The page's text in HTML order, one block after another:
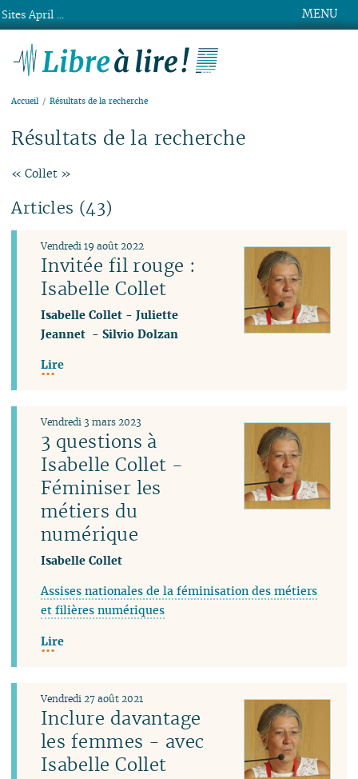
MENU
Accueil Résultats de la recherche
Résultats de la recherche
« Collet »
Articles (43)
Invitée fil rouge :
Isabelle Collet
Vendredi 19 août 2022
Isabelle Collet -Juliette
Jeannet -Silvio Dolzan
Lire
3 questions à
Isabelle Collet -
Féminiser les
métiers du
numérique
Vendredi 3 mars 2023
Isabelle Collet
Assises nationales de la féminisation des métiers
et filières numériques
Lire
Inclure davantage
les femmes - avec
Isabelle Collet
Vendredi 27 août 2021
Sites April ...